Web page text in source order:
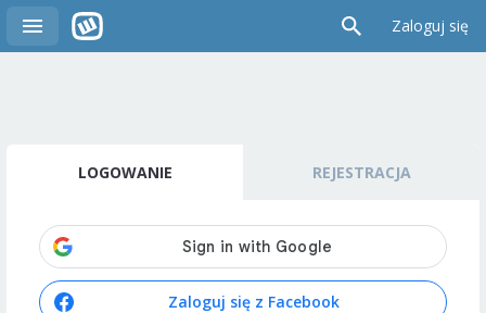
Zaloguj się
LOGOWANIE REJESTRACJA
Zaloguj się z Facebook